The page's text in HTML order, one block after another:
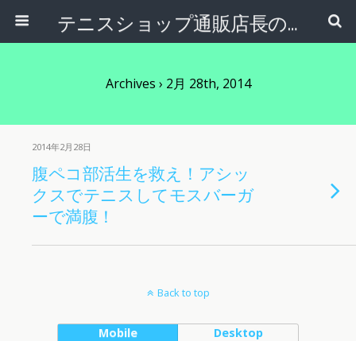
テニスショップ通販店長のブログ＠テニスショップLAFINO 西山克久
Archives › 2月 28th, 2014
2014年2月28日
腹ペコ部活生を救え！アシッ
クスでテニスしてモスバーガ
ーで満腹！
Back to top
Mobile Desktop